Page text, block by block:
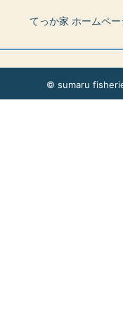
てっか家 ホームペ
© sumaru